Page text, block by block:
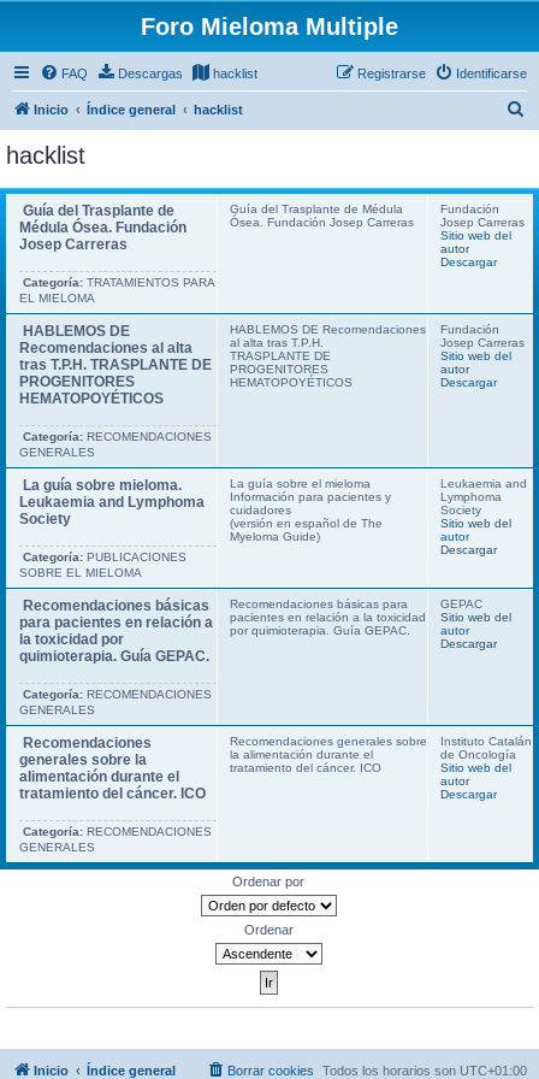
Foro Mieloma Multiple
FAQ Descargas hacklist Identificarse
Registrarse
Inicio Índice general hacklist
c
hacklist
Guía del Trasplante de
Médula Ósea. Fundación
Josep Carreras
Categoría: TRATAMIENTOS PARA
EL MIELOMA
Guía del Trasplante de Médula
Ósea. Fundación Josep Carreras
Fundación
Josep Carreras
Sitio web del
autor
Descargar
HABLEMOS DE
Recomendaciones al alta
tras T.P.H. TRASPLANTE DE
PROGENITORES
HEMATOPOYÉTICOS
Categoría: RECOMENDACIONES
GENERALES
HABLEMOS DE Recomendaciones
al alta tras T.P.H.
TRASPLANTE DE
PROGENITORES
HEMATOPOYÉTICOS
Fundación
Josep Carreras
Sitio web del
autor
Descargar
La guía sobre mieloma.
Leukaemia and Lymphoma
Society
Categoría: PUBLICACIONES
SOBRE EL MIELOMA
La guía sobre el mieloma
Información para pacientes y
cuidadores
(versión en español de The
Myeloma Guide)
Leukaemia and
Lymphoma
Society
Sitio web del
autor
Descargar
Recomendaciones básicas
para pacientes en relación a
la toxicidad por
quimioterapia. Guía GEPAC.
Categoría: RECOMENDACIONES
GENERALES
Recomendaciones básicas para
pacientes en relación a la toxicidad
por quimioterapia. Guía GEPAC.
GEPAC
Sitio web del
autor
Descargar
Recomendaciones
generales sobre la
alimentación durante el
tratamiento del cáncer. ICO
Categoría: RECOMENDACIONES
GENERALES
Recomendaciones generales sobre
la alimentación durante el
tratamiento del cáncer. ICO
Instituto Catalán
de Oncología
Sitio web del
autor
Descargar
Ordenar por
Ordenar
Inicio Índice general Todos los horarios son UTC+01:00
Borrar cookies